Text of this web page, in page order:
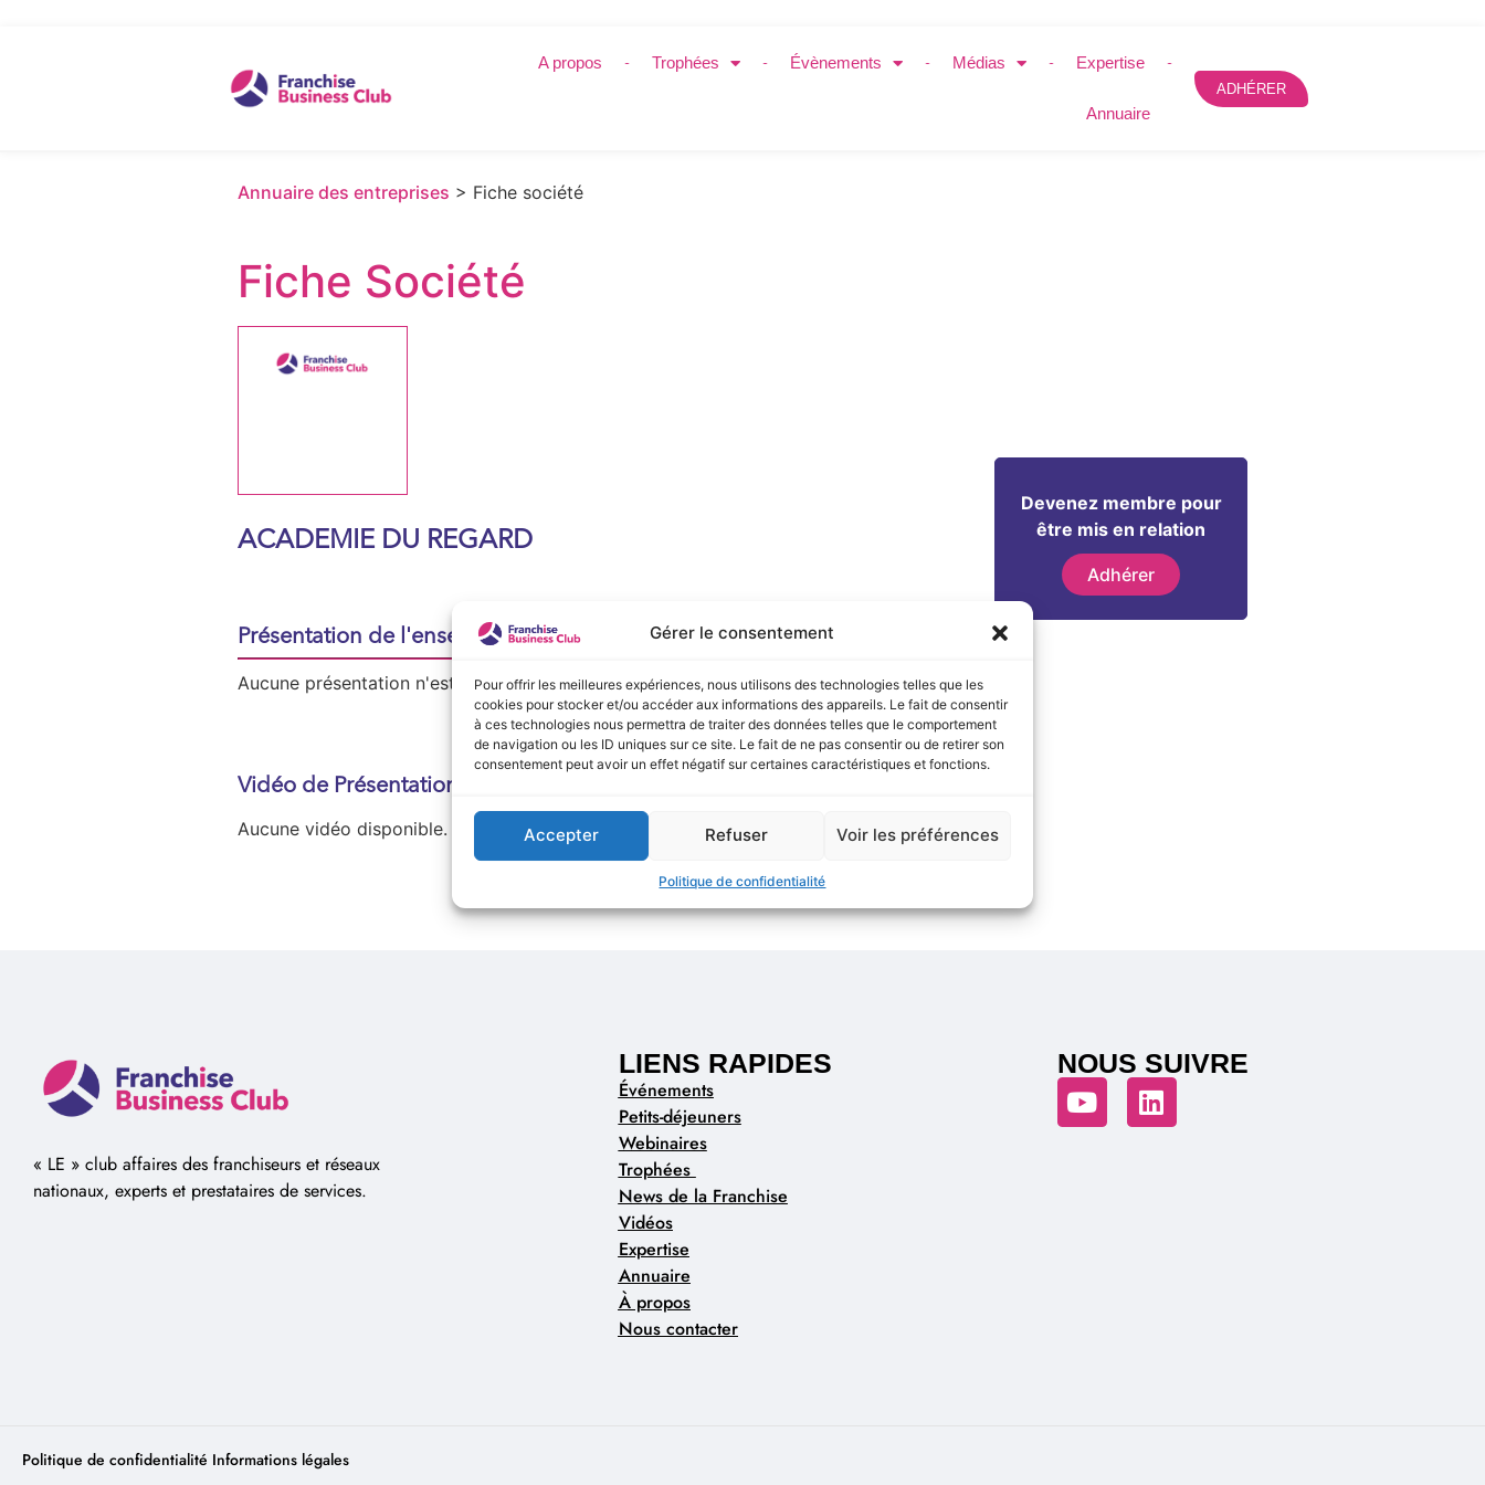
Gérer le consentement
Pour offrir les meilleures expériences, nous utilisons des technologies telles que les
cookies pour stocker et/ou accéder aux informations des appareils. Le fait de consentir
à ces technologies nous permettra de traiter des données telles que le comportement
de navigation ou les ID uniques sur ce site. Le fait de ne pas consentir ou de retirer son
consentement peut avoir un effet négatif sur certaines caractéristiques et fonctions.
Accepter Refuser Voir les préférences
Politique de confidentialité
A propos Trophées Évènements Médias Expertise
Annuaire
ADHÉRER
Annuaire des entreprises > Fiche société
Devenez membre pour
être mis en relation
Adhérer
Fiche Société
ACADEMIE DU REGARD
Présentation de l'enseigne :
Aucune présentation n'est disponible actuellement !
Vidéo de Présentation
Aucune vidéo disponible.
« LE » club affaires des franchiseurs et réseaux
nationaux, experts et prestataires de services.
LIENS RAPIDES
Événements
Petits-déjeuners
Webinaires
Trophées
News de la Franchise
Vidéos
Expertise
Annuaire
À propos
Nous contacter
NOUS SUIVRE
Politique de confidentialité Informations légales